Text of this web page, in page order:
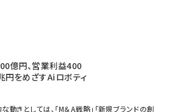
億円、営業利益400
円をめざすAiロボティ
きとしては、「M＆A戦略」「新規ブランドの創